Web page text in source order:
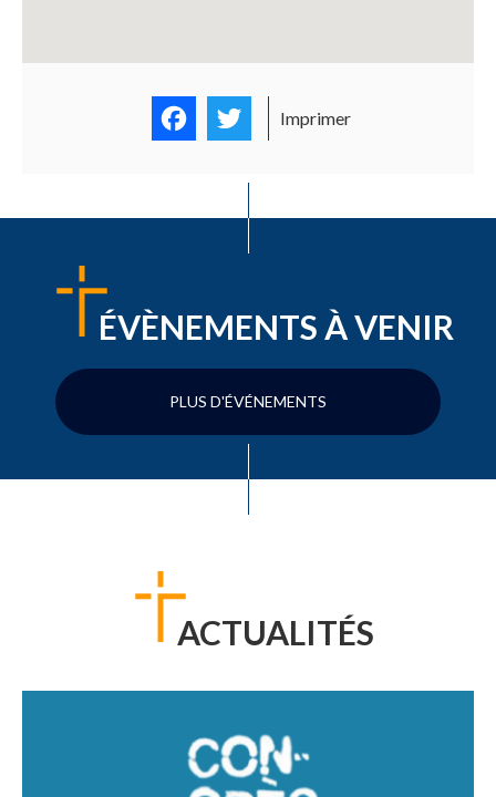
FacebookTwitter
Imprimer
ÉVÈNEMENTS À VENIR
PLUS D'ÉVÉNEMENTS
ACTUALITÉS